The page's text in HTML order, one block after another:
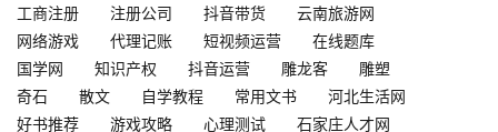
工商注册
注册公司 抖音带货
云南旅游网
网络游戏
代理记账 短视频运营
在线题库
国学网
知识产权 抖音运营 雕龙客
雕塑
奇石
散文 自学教程 常用文书
河北生活网
好书推荐
游戏攻略 心理测试
石家庄人才网